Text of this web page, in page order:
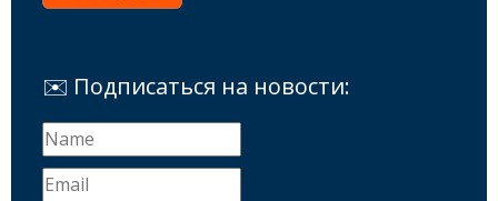
✉️ Подписаться на новости: